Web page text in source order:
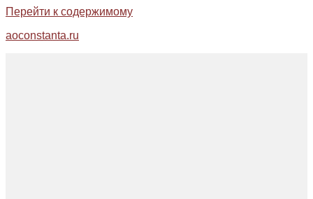
Перейти к содержимому
aoconstanta.ru